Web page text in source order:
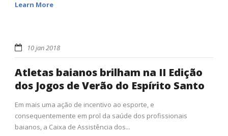
Learn More
10 jan 2018
Atletas baianos brilham na II Edição
dos Jogos de Verão do Espírito Santo
Em mais uma ação de incentivo ao esporte, e
consequentemente em prol da saúde dos profissionais
baianos, a Caixa de Assistência dos...